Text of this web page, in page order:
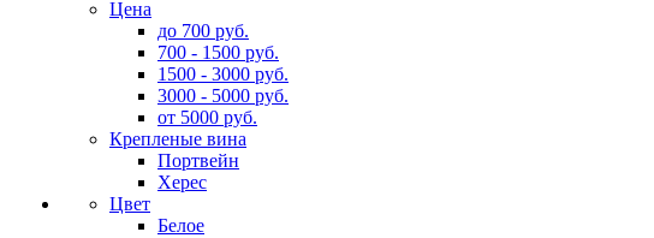
Цена
до 700 руб.
700 - 1500 руб.
1500 - 3000 руб.
3000 - 5000 руб.
от 5000 руб.
Крепленые вина
Портвейн
Херес
Цвет
Белое